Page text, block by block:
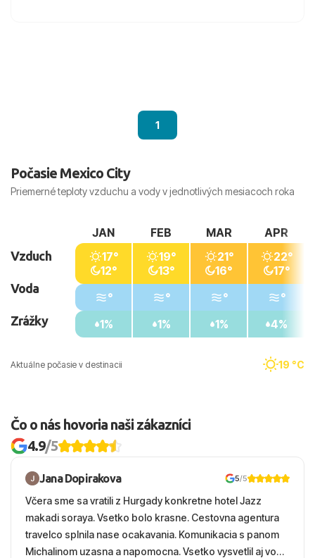
1
Počasie Mexico City
Priemerné teploty vzduchu a vody v jednotlivých mesiacoch roka
Aktuálne počasie v destinacii 19 °C
Vzduch
Voda
Zrážky
JAN
17°
12°
°
1%
FEB
19°
13°
°
1%
MAR
21°
16°
°
1%
APR
22°
17°
°
4%
Čo o nás hovoria naši zákazníci
4.9/5
Jana Dopirakova 5/5
Včera sme sa vratili z Hurgady konkretne hotel Jazz
makadi soraya. Vsetko bolo krasne. Cestovna agentura
travelco splnila nase ocakavania. Komunikacia s panom
Michalinom uzasna a napomocna. Vsetko vysvetlil aj vo